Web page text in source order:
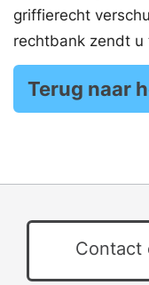
griffierecht
rechtbank zendt
Terug naar
Contact